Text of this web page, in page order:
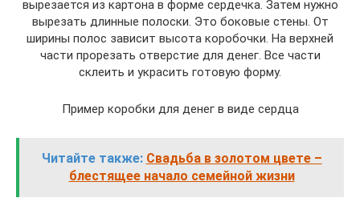
вырезается из картона в форме сердечка. Затем нужно
вырезать длинные полоски. Это боковые стены. От
ширины полос зависит высота коробочки. На верхней
части прорезать отверстие для денег. Все части
склеить и украсить готовую форму.
Пример коробки для денег в виде сердца
Читайте также: Свадьба в золотом цвете –
блестящее начало семейной жизни